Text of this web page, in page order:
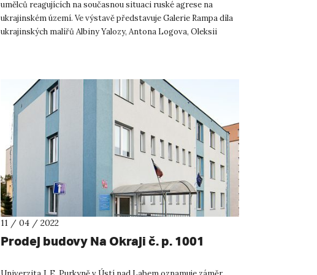
umělců reagujících na současnou situaci ruské agrese na
ukrajinském území. Ve výstavě představuje Galerie Rampa díla
ukrajinských malířů Albiny Yalozy, Antona Logova, Oleksii
11 / 04 / 2022
Prodej budovy Na Okraji č. p. 1001